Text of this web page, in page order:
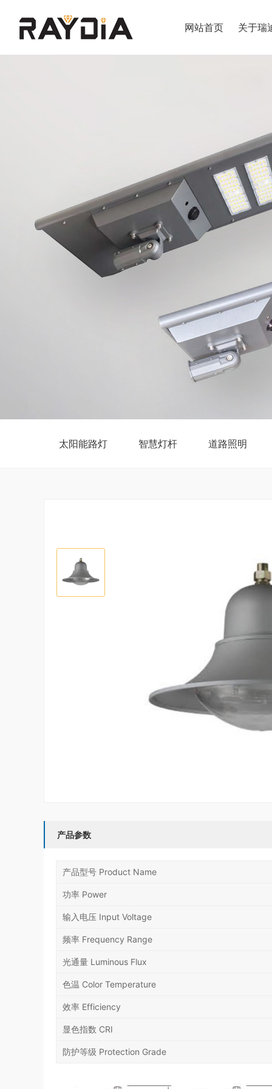
网站首页 关于瑞
太阳能路灯 智慧灯杆 道路照明
产品参数
产品型号 Product Name
功率 Power
输入电压 Input Voltage
频率 Frequency Range
光通量 Luminous Flux
色温 Color Temperature
效率 Efficiency
显色指数 CRI
防护等级 Protection Grade